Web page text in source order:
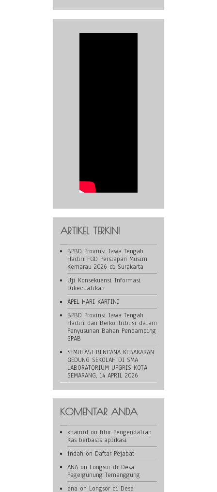
ARTIKEL TERKINI
BPBD Provinsi Jawa Tengah
Hadiri FGD Persiapan Musim
Kemarau 2026 di Surakarta
Uji Konsekuensi Informasi
Dikecualikan
APEL HARI KARTINI
BPBD Provinsi Jawa Tengah
Hadiri dan Berkontribusi dalam
Penyusunan Bahan Pendamping
SPAB
SIMULASI BENCANA KEBAKARAN
GEDUNG SEKOLAH DI SMA
LABORATORIUM UPGRIS KOTA
SEMARANG, 14 APRIL 2026
KOMENTAR ANDA
khamid on fitur Pengendalian
Kas berbasis aplikasi
indah on Daftar Pejabat
ANA on Longsor di Desa
Pagergunung Temanggung
ana on Longsor di Desa